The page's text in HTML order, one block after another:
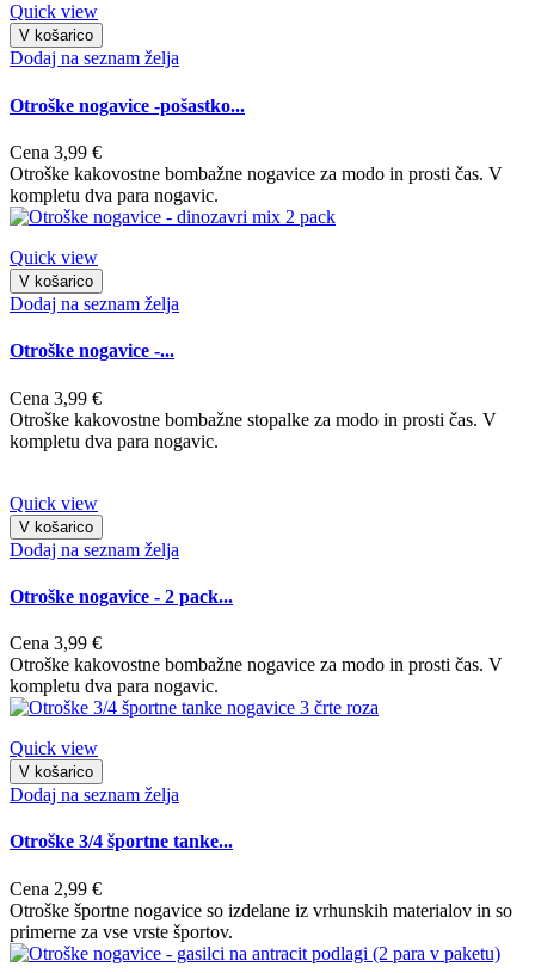
Quick view
V košarico
Dodaj na seznam želja
Otroške nogavice -pošastko...
Cena 3,99 €
Otroške kakovostne bombažne nogavice za modo in prosti čas. V
kompletu dva para nogavic.
Quick view
V košarico
Dodaj na seznam želja
Otroške nogavice -...
Cena 3,99 €
Otroške kakovostne bombažne stopalke za modo in prosti čas. V
kompletu dva para nogavic.
Quick view
V košarico
Dodaj na seznam želja
Otroške nogavice - 2 pack...
Cena 3,99 €
Otroške kakovostne bombažne nogavice za modo in prosti čas. V
kompletu dva para nogavic.
Quick view
V košarico
Dodaj na seznam želja
Otroške 3/4 športne tanke...
Cena 2,99 €
Otroške športne nogavice so izdelane iz vrhunskih materialov in so
primerne za vse vrste športov.